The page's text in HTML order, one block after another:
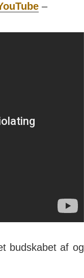
–
bud­skabet af og